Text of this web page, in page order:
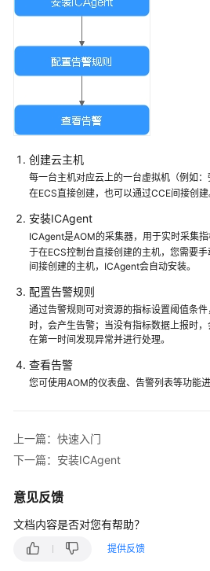
指
API
参
考
SDK
参
考
常
见
问
题
频
帮
助
AOM
1.0
档
创建云主机
每一台主机对应云上的一台虚拟机（例如
在ECS直接创建，也可以通过CCE间接创建
安装ICAgent
ICAgent是AOM的采集器，用于实时采集
于在ECS控制台直接创建的主机，您需要
间接创建的主机，ICAgent会自动安装。
配置告警规则
通过告警规则可对资源的指标设置阈值条
时，会产生告警；当没有指标数据上报时
在第一时间发现异常并进行处理。
查看告警
您可使用AOM的仪表盘、告警列表等功能进
上一篇：快速入门
下一篇：安装ICAgent
意见反馈
文档内容是否对您有帮助？
提供反馈